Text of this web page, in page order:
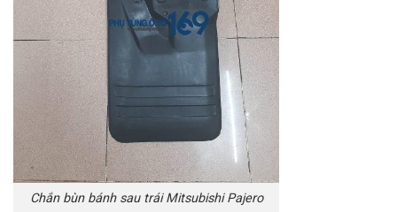
Chắn bùn bánh sau trái Mitsubishi Pajero